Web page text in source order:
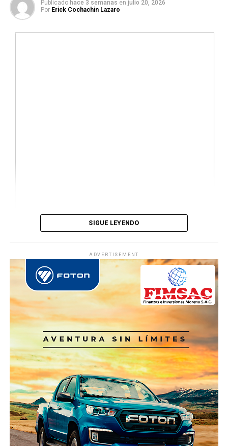
Publicado hace 3 semanas en julio 20, 2026
Por Erick Cochachin Lazaro
Ver Online
SIGUE LEYENDO
ADVERTISEMENT